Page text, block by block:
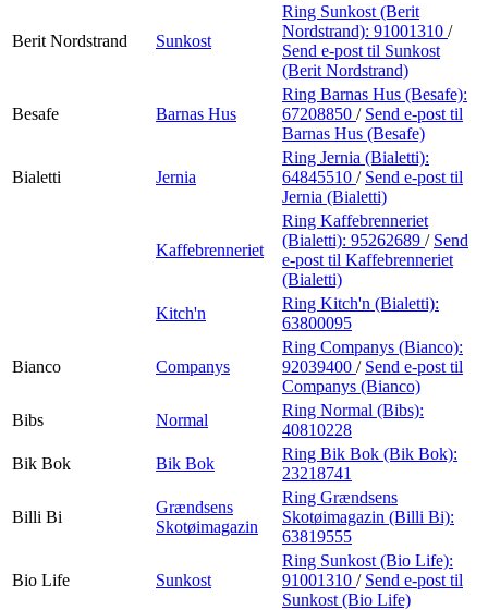
Berit Nordstrand Sunkost
Ring Sunkost (Berit
Nordstrand): 91001310 /
Send e-post til Sunkost
(Berit Nordstrand)
Besafe Barnas Hus
Ring Barnas Hus (Besafe):
67208850 / Send e-post til
Barnas Hus (Besafe)
Bialetti Jernia
Ring Jernia (Bialetti):
64845510 / Send e-post til
Jernia (Bialetti)
Kaffebrenneriet
Ring Kaffebrenneriet
(Bialetti): 95262689 / Send
e-post til Kaffebrenneriet
(Bialetti)
Kitch'n
Ring Kitch'n (Bialetti):
63800095
Bianco Companys
Ring Companys (Bianco):
92039400 / Send e-post til
Companys (Bianco)
Bibs
Normal
Ring Normal (Bibs):
40810228
Bik Bok
Bik Bok
Ring Bik Bok (Bik Bok):
23218741
Billi Bi
Grændsens
Skotøimagazin
Ring Grændsens
Skotøimagazin (Billi Bi):
63819555
Bio Life Sunkost
Ring Sunkost (Bio Life):
91001310 / Send e-post til
Sunkost (Bio Life)